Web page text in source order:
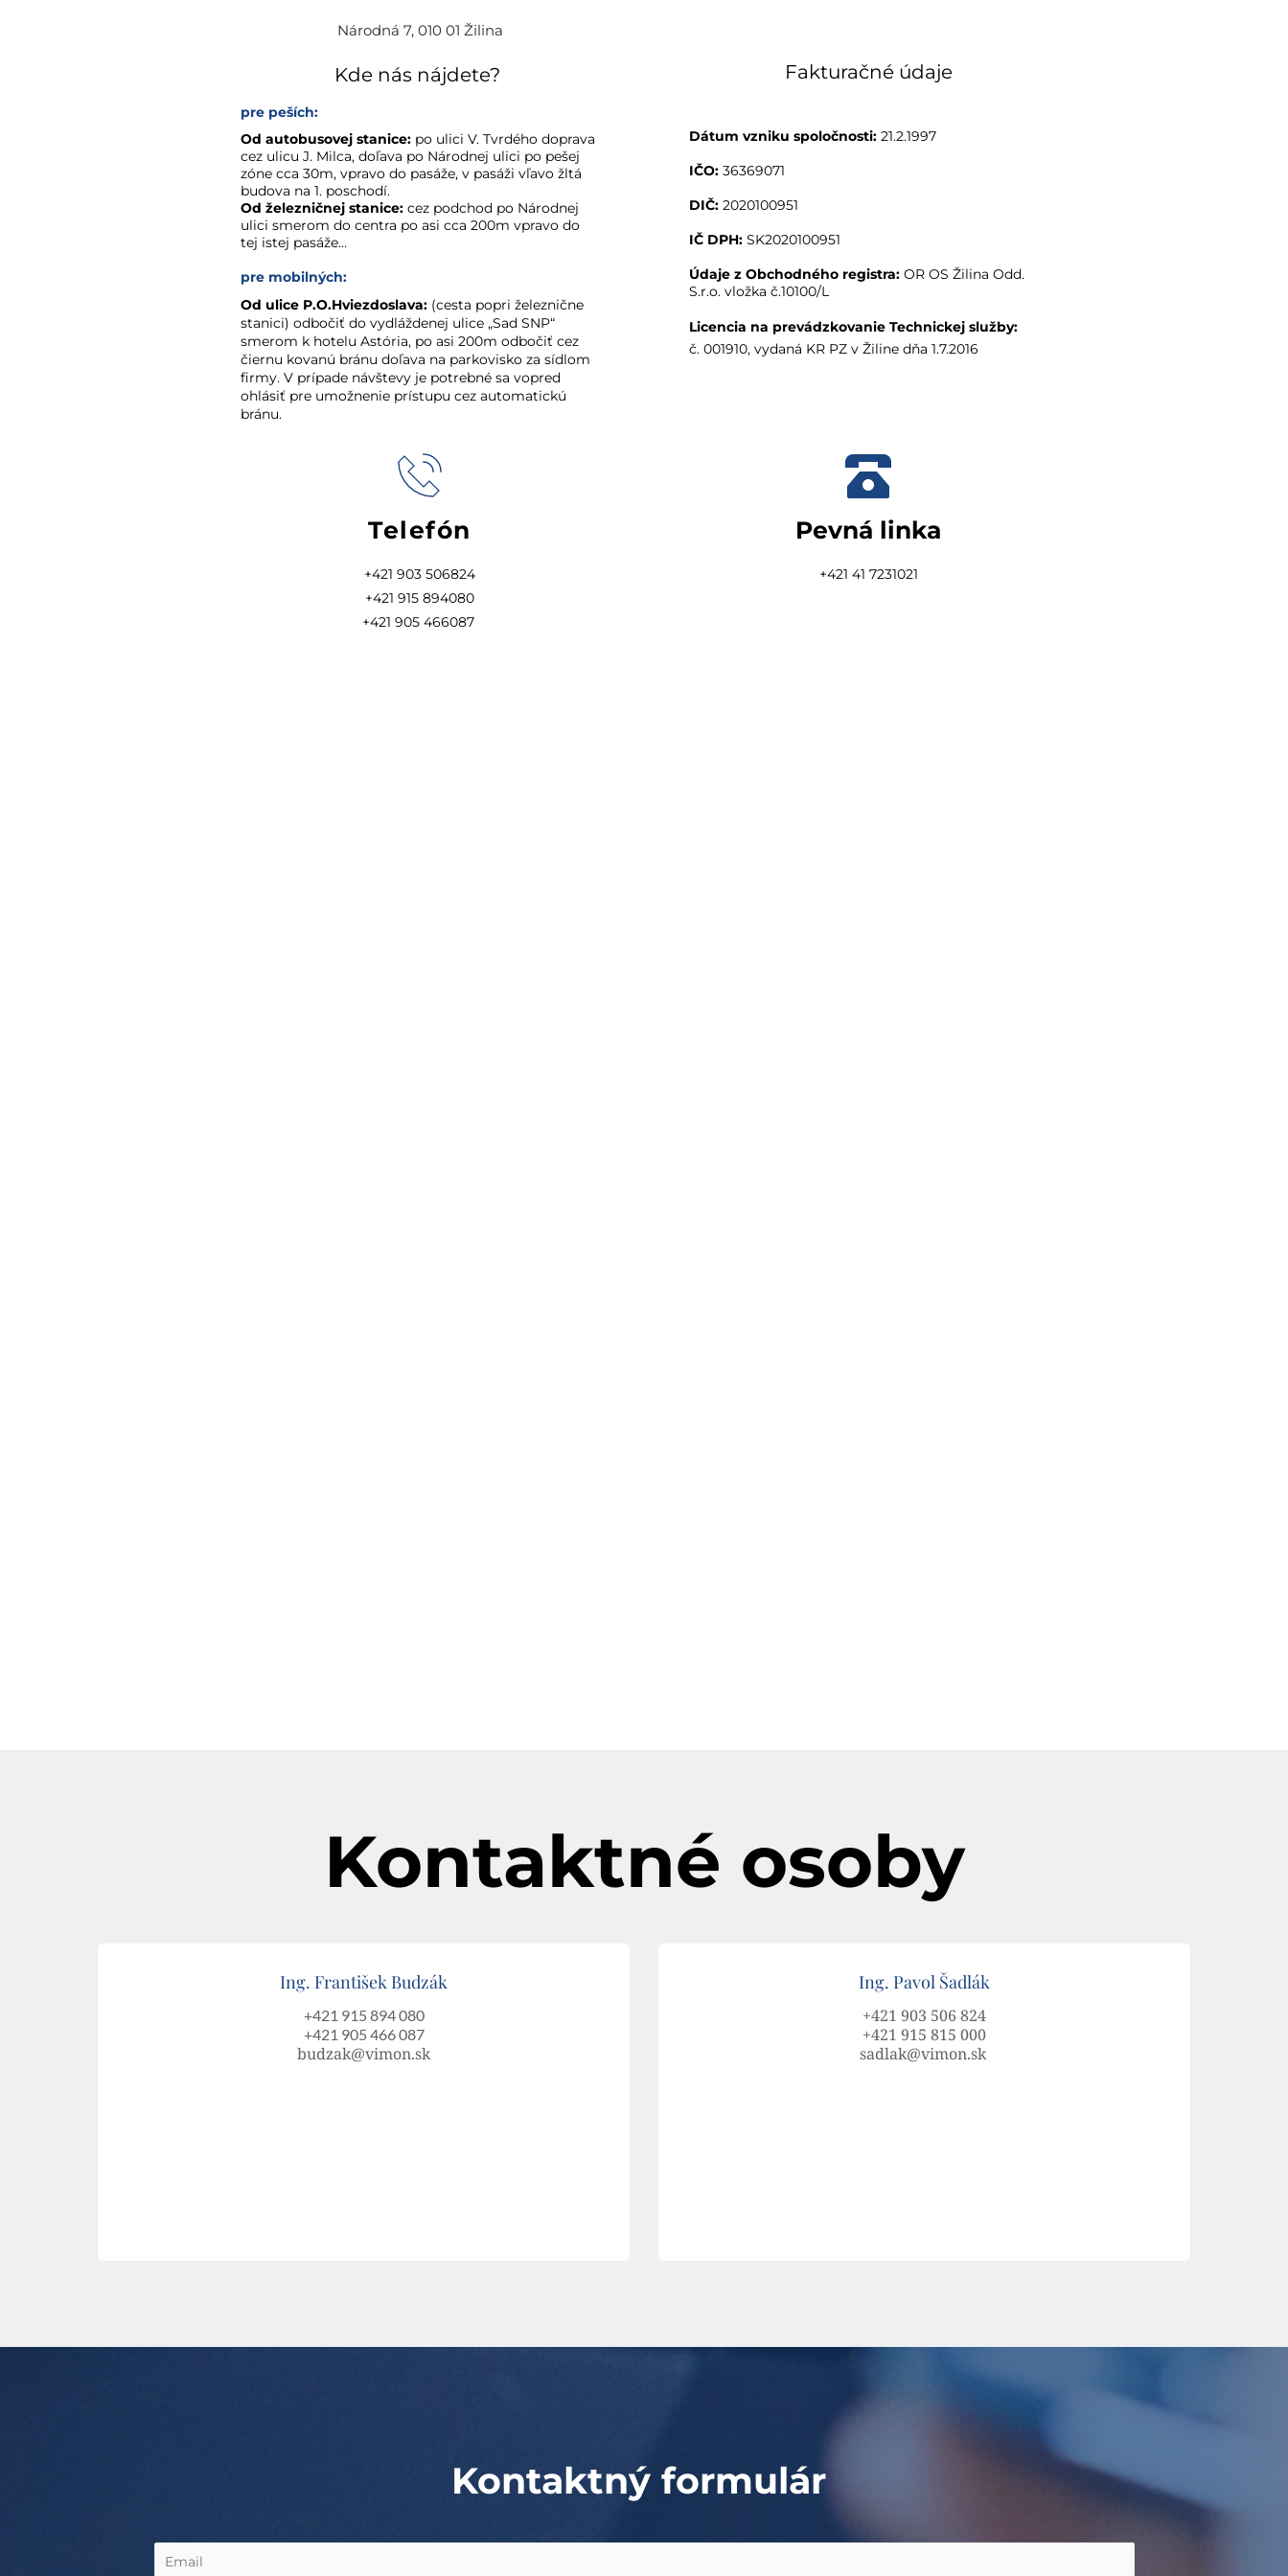
Národná 7, 010 01 Žilina
Kde nás nájdete?
pre peších:
Od autobusovej stanice: po ulici V. Tvrdého doprava
cez ulicu J. Milca, doľava po Národnej ulici po pešej
zóne cca 30m, vpravo do pasáže, v pasáži vľavo žltá
budova na 1. poschodí.
Od železničnej stanice: cez podchod po Národnej
ulici smerom do centra po asi cca 200m vpravo do
tej istej pasáže…
pre mobilných:
Od ulice P.O.Hviezdoslava: (cesta popri železnične
stanici) odbočiť do vydláždenej ulice „Sad SNP“
smerom k hotelu Astória, po asi 200m odbočiť cez
čiernu kovanú bránu doľava na parkovisko za sídlom
firmy. V prípade návštevy je potrebné sa vopred
ohlásiť pre umožnenie prístupu cez automatickú
bránu.
Fakturačné údaje
Dátum vzniku spoločnosti: 21.2.1997
IČO: 36369071
DIČ: 2020100951
IČ DPH: SK2020100951
Údaje z Obchodného registra: OR OS Žilina Odd.
S.r.o. vložka č.10100/L
Licencia na prevádzkovanie Technickej služby:
č. 001910, vydaná KR PZ v Žiline dňa 1.7.2016
Telefón
+421 903 506824
+421 915 894080
+421 905 466087
Pevná linka
+421 41 7231021
Kontaktné osoby
Ing. František Budzák
+421 915 894 080
+421 905 466 087
budzak@vimon.sk
Ing. Pavol Šadlák
+421 903 506 824
+421 915 815 000
sadlak@vimon.sk
Kontaktný formulár